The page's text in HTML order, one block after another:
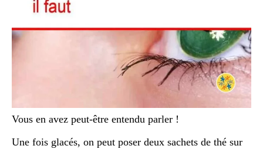
Vous en avez peut-être entendu parler !
Une fois glacés, on peut poser deux sachets de thé sur